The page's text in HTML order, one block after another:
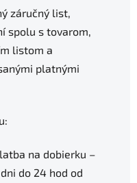
záručný list,
spolu s tovarom,
listom a
platnými
na dobierku –
do 24 hod od